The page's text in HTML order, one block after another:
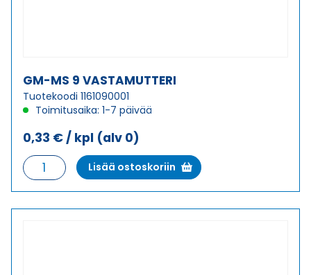
GM-MS 9 VASTAMUTTERI
Tuotekoodi 1161090001
Toimitusaika: 1-7 päivää
0,33 € / kpl (alv 0)
GM-
MS
9
Lisää ostoskoriin